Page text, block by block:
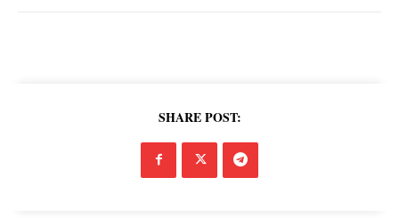
SHARE POST: